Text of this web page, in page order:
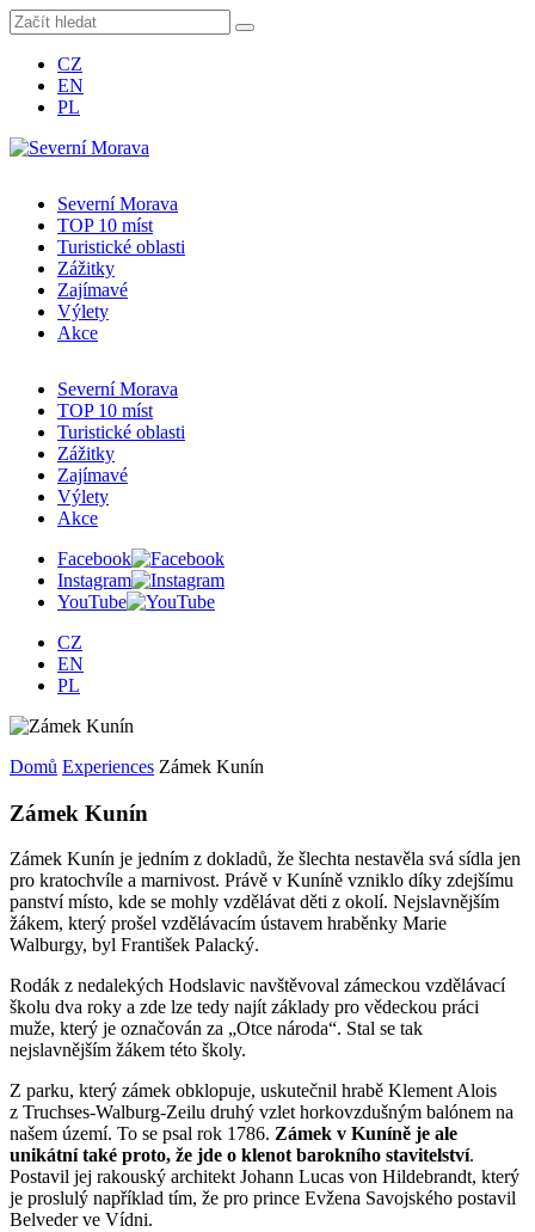
CZ
EN
PL
Severní Morava
TOP 10 míst
Turistické oblasti
Zážitky
Zajímavé
Výlety
Akce
Severní Morava
TOP 10 míst
Turistické oblasti
Zážitky
Zajímavé
Výlety
Akce
Facebook
Instagram
YouTube
CZ
EN
PL
Domů Experiences Zámek Kunín
Zámek Kunín
Zámek Kunín je jedním z dokladů, že šlechta nestavěla svá sídla jen
pro kratochvíle a marnivost. Právě v Kuníně vzniklo díky zdejšímu
panství místo, kde se mohly vzdělávat děti z okolí. Nejslavnějším
žákem, který prošel vzdělávacím ústavem hraběnky Marie
Walburgy, byl František Palacký.
Rodák z nedalekých Hodslavic navštěvoval zámeckou vzdělávací
školu dva roky a zde lze tedy najít základy pro vědeckou práci
muže, který je označován za „Otce národa“. Stal se tak
nejslavnějším žákem této školy.
Z parku, který zámek obklopuje, uskutečnil hrabě Klement Alois
z Truchses-Walburg-Zeilu druhý vzlet horkovzdušným balónem na
našem území. To se psal rok 1786. Zámek v Kuníně je ale
unikátní také proto, že jde o klenot barokního stavitelství.
Postavil jej rakouský architekt Johann Lucas von Hildebrandt, který
je proslulý například tím, že pro prince Evžena Savojského postavil
Belveder ve Vídni.